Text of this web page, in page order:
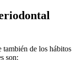
de los hábitos
son: